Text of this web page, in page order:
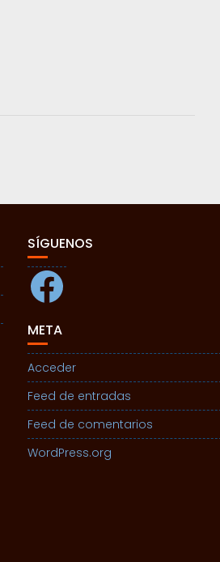
SÍGUENOS
Facebook
META
Acceder
Feed de entradas
Feed de comentarios
WordPress.org